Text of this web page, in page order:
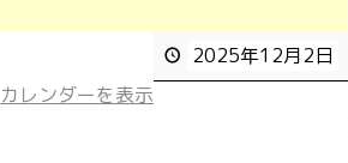
2025年12月2日
カレンダーを表示